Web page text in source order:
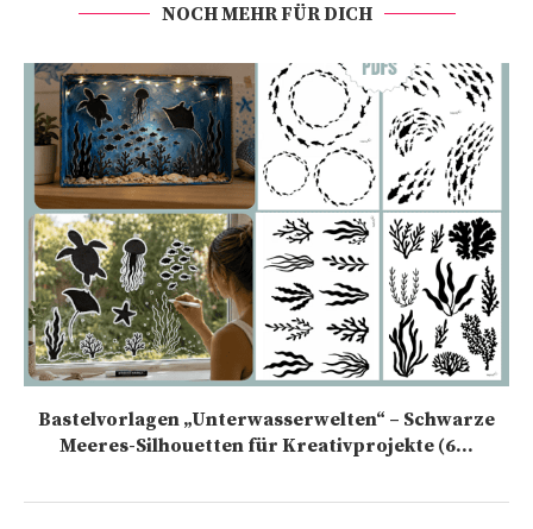
NOCH MEHR FÜR DICH
Bastelvorlagen „Unterwasserwelten“ – Schwarze
Meeres-Silhouetten für Kreativprojekte (6...